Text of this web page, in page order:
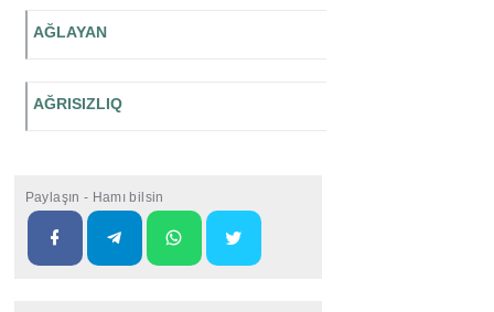
AĞLAYAN
AĞRISIZLIQ
Paylaşın - Hamı bilsin